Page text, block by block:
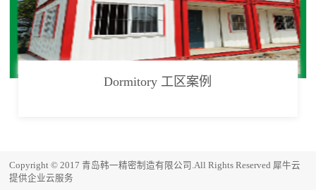
Dormitory 工区案例
Copyright © 2017 青岛韩一精密制造有限公司.All Rights Reserved 犀牛云
提供企业云服务